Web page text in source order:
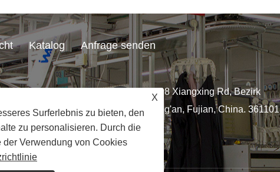
Katalog Anfrage senden
Nr. 98 Xiangxing Rd, Bezirk
Xiang'an, Fujian, China. 361101
X
Surferlebnis zu bieten, den
zu personalisieren. Durch die
Verwendung von Cookies